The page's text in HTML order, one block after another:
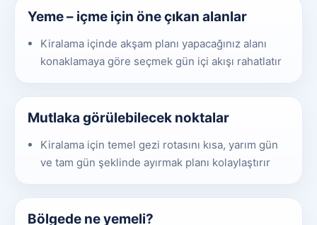
Yeme – içme için öne çıkan alanlar
Kiralama içinde akşam planı yapacağınız alanı
konaklamaya göre seçmek gün içi akışı rahatlatır
Mutlaka görülebilecek noktalar
Kiralama için temel gezi rotasını kısa, yarım gün
ve tam gün şeklinde ayırmak planı kolaylaştırır
Bölgede ne yemeli?